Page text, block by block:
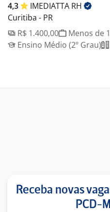
4,3 IMEDIATTA RH
Curitiba - PR
R$ 1.400,00
Menos de
Ensino Médio (2º Grau)
Receba novas
PCD-